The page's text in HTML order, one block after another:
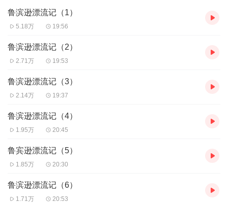
鲁滨逊漂流记（1）
5.18万 19:56
鲁滨逊漂流记（2）
2.71万 19:53
鲁滨逊漂流记（3）
2.14万 19:37
鲁滨逊漂流记（4）
1.95万 20:45
鲁宾逊漂流记（5）
1.85万 20:30
鲁滨逊漂流记（6）
1.71万 20:53